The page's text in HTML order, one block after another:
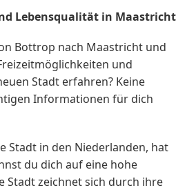
Lebensqualität in Maastricht
Bottrop nach Maastricht und
und
Stadt erfahren? Keine
Informationen für dich
Stadt in den Niederlanden, hat
du dich auf eine hohe
Stadt zeichnet sich durch ihre